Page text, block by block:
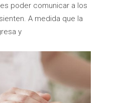
poder comunicar a los
A medida que la
y